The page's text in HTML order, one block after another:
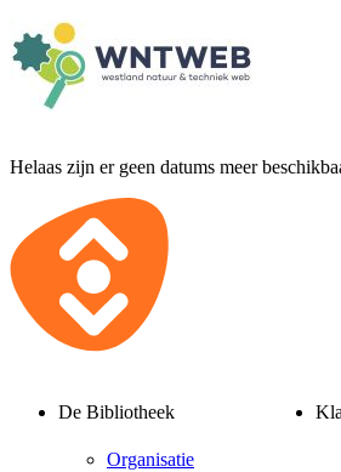
Helaas zijn er geen datums meer
De Bibliotheek
Organisatie